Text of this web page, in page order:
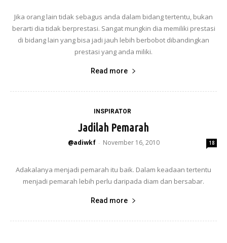
Jika orang lain tidak sebagus anda dalam bidang tertentu, bukan
berarti dia tidak berprestasi. Sangat mungkin dia memiliki prestasi
di bidang lain yang bisa jadi jauh lebih berbobot dibandingkan
prestasi yang anda miliki.
Read more
INSPIRATOR
Jadilah Pemarah
@adiwkf - November 16, 2010 18
Adakalanya menjadi pemarah itu baik. Dalam keadaan tertentu
menjadi pemarah lebih perlu daripada diam dan bersabar.
Read more